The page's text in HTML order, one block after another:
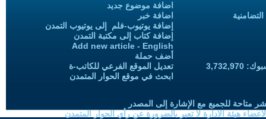
اضافة موضوع جديد
اضافة خبر
إضافة يوتيوب-فلم إلى يوتيوب التمدن
إضافة كتاب إلى مكتبة التمدن
Add new article - English
أضف حملة
تعديل الموقع الفرعي للكاتب-ة
ابحث في موقع الحوار المتمدن
متاحة للجميع مع الإشارة إلى المصدر
هيئة الادارة لا تعبر بالضرورة عن رأي الحوار المتمدن